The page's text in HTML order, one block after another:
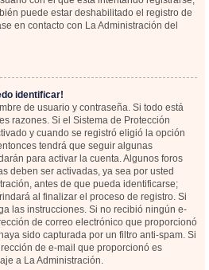
puede estar deshabilitado el registro de
en contacto con La Administración del
identificar!
de usuario y contraseña. Si todo está
razones. Si el Sistema de Protección
y cuando se registró eligió la opción
tendrá que seguir algunas
para activar la cuenta. Algunos foros
deben ser activadas, ya sea por usted
antes de que pueda identificarse;
al finalizar el proceso de registro. Si
las instrucciones. Si no recibió ningún e-
de correo electrónico que proporcionó
sido capturada por un filtro anti-spam. Si
de e-mail que proporcionó es
a La Administración.